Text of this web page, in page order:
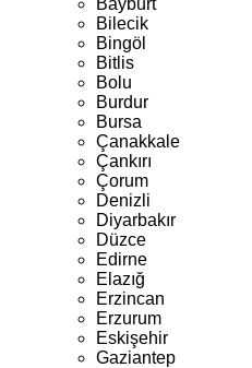
Bayburt
Bilecik
Bingöl
Bitlis
Bolu
Burdur
Bursa
Çanakkale
Çankırı
Çorum
Denizli
Diyarbakır
Düzce
Edirne
Elazığ
Erzincan
Erzurum
Eskişehir
Gaziantep